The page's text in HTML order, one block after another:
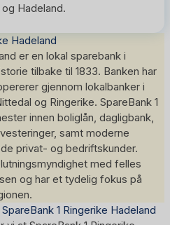
Hadeland.
Hadeland
er en lokal sparebank i
tilbake til 1833. Banken har
gjennom lokalbanker i
og Ringerike. SpareBank 1
innen boliglån, dagligbank,
samt moderne
privat- og bedriftskunder.
med felles
og har et tydelig fokus på
1 Ringerike Hadeland